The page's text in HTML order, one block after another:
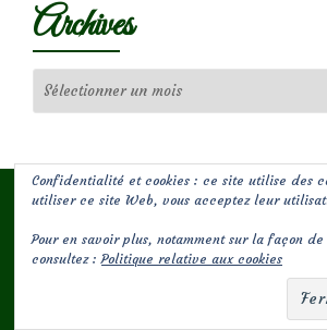
Archives
(c) Les Jardins de
Menu
secondaire
square
Confidentialité et cookies : ce site utilise des
utiliser ce site Web, vous acceptez leur
Pour en savoir plus, notamment sur la façon
consultez :Politique relative aux cookies